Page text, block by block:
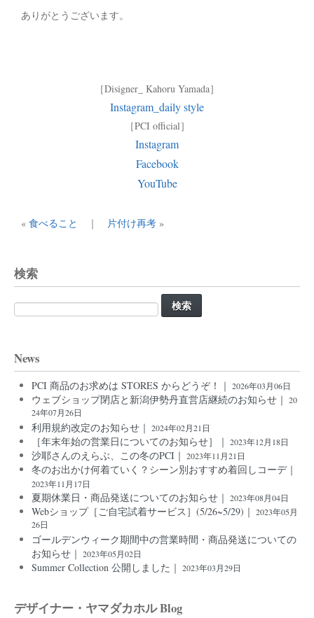
ありがとうございます。
［Disigner_ Kahoru Yamada］
Instagram_daily style
［PCI official］
Instagram
Facebook
YouTube
« 食べること ｜ 片付け再考 »
検索
検
索:
News
PCI 商品のお求めは STORES からどうぞ！｜ 2026年03月06日
ウェブショップ閉店と新潟伊勢丹直営店継続のお知らせ｜ 20
24年07月26日
利用規約改定のお知らせ｜ 2024年02月21日
［年末年始の営業日についてのお知らせ］｜ 2023年12月18日
沙耶さんのえらぶ、この冬のPCI｜ 2023年11月21日
冬のお出かけ何着ていく？シーン別おすすめ着回しコーデ｜
2023年11月17日
夏期休業日・商品発送についてのお知らせ｜ 2023年08月04日
Webショップ［ご自宅試着サービス］(5/26~5/29)｜ 2023年05月
26日
ゴールデンウィーク期間中の営業時間・商品発送についての
お知らせ｜ 2023年05月02日
Summer Collection 公開しました｜ 2023年03月29日
デザイナー・ヤマダカホル Blog